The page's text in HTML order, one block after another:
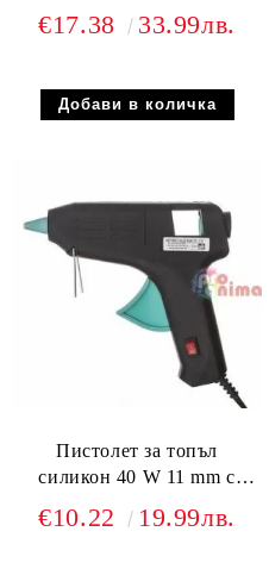
€17.38 33.99лв.
Пистолет за топъл
силикон 40 W 11 mm с
€10.22 19.99лв.